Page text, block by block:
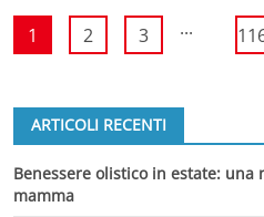
1 2 3 ...
ARTICOLI RECENTI
Benessere olistico in estate:
mamma